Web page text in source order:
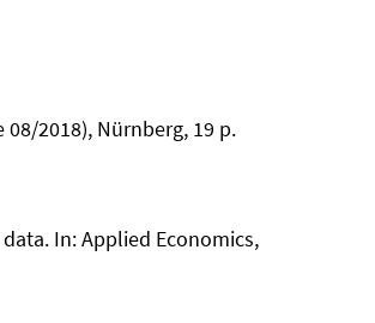
2018), Nürnberg, 19 p.
In: Applied Economics,